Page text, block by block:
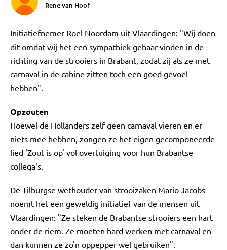
Rene van Hoof
Initiatiefnemer Roel Noordam uit Vlaardingen: "Wij doen
dit omdat wij het een sympathiek gebaar vinden in de
richting van de strooiers in Brabant, zodat zij als ze met
carnaval in de cabine zitten toch een goed gevoel
hebben".
Opzouten
Hoewel de Hollanders zelf geen carnaval vieren en er
niets mee hebben, zongen ze het eigen gecomponeerde
lied 'Zout is op' vol overtuiging voor hun Brabantse
collega's.
De Tilburgse wethouder van strooizaken Mario Jacobs
noemt het een geweldig initiatief van de mensen uit
Vlaardingen: "Ze steken de Brabantse strooiers een hart
onder de riem. Ze moeten hard werken met carnaval en
dan kunnen ze zo'n oppepper wel gebruiken".